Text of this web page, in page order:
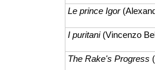
Le prince Igor
I puritani(Vincenzo
The Rake's Progress